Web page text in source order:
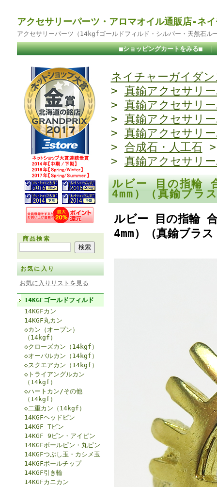
アクセサリーパーツ・アロマオイル通販店-ネ
アクセサリーパーツ（14kgfゴールドフィルド・シルバー・天然石ル
■ショッピングカートをみる■
商品検索
お気に入り
お気に入りリストを見る
14KGFゴールドフィルド
14KGFカン
14KGF丸カン
◇カン（オープン）
（14kgf）
◇クローズカン（14kgf）
◇オーバルカン（14kgf）
◇スクエアカン（14kgf）
◇トライアングルカン
（14kgf）
◇ハートカン/その他
（14kgf）
◇二重カン（14kgf）
14KGFヘッドピン
14KGF Tピン
14KGF 9ピン・アイピン
14KGFボールピン・丸ピン
14KGFつぶし玉・カシメ玉
14KGFボールチップ
14KGF引き輪
14KGFカニカン
ネイチャーガイダン
> 真鍮アクセサリ
> 真鍮アクセサリ
> 真鍮アクセサリ
> 真鍮アクセサリ
> 合成石・人工石
> 真鍮アクセサリ
ルビー 目の指輪
4mm）（真鍮ブ
ルビー 目の指輪
4mm）（真鍮ブラ